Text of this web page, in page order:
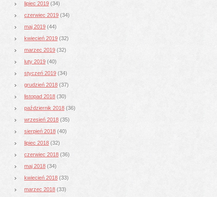
lipiec 2019 (34)
czerwiec 2019 (34)
maj 2019 (44)
kwiecień 2019 (32)
marzec 2019 (32)
luty 2019 (40)
styczeń 2019 (34)
grudzień 2018 (37)
listopad 2018 (30)
październik 2018 (36)
wrzesień 2018 (35)
sierpień 2018 (40)
lipiec 2018 (32)
czerwiec 2018 (36)
maj 2018 (34)
kwiecień 2018 (33)
marzec 2018 (33)